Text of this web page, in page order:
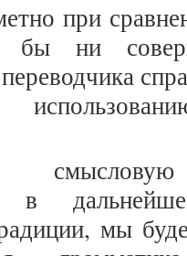
при
бы ни
смысловую
в
мы